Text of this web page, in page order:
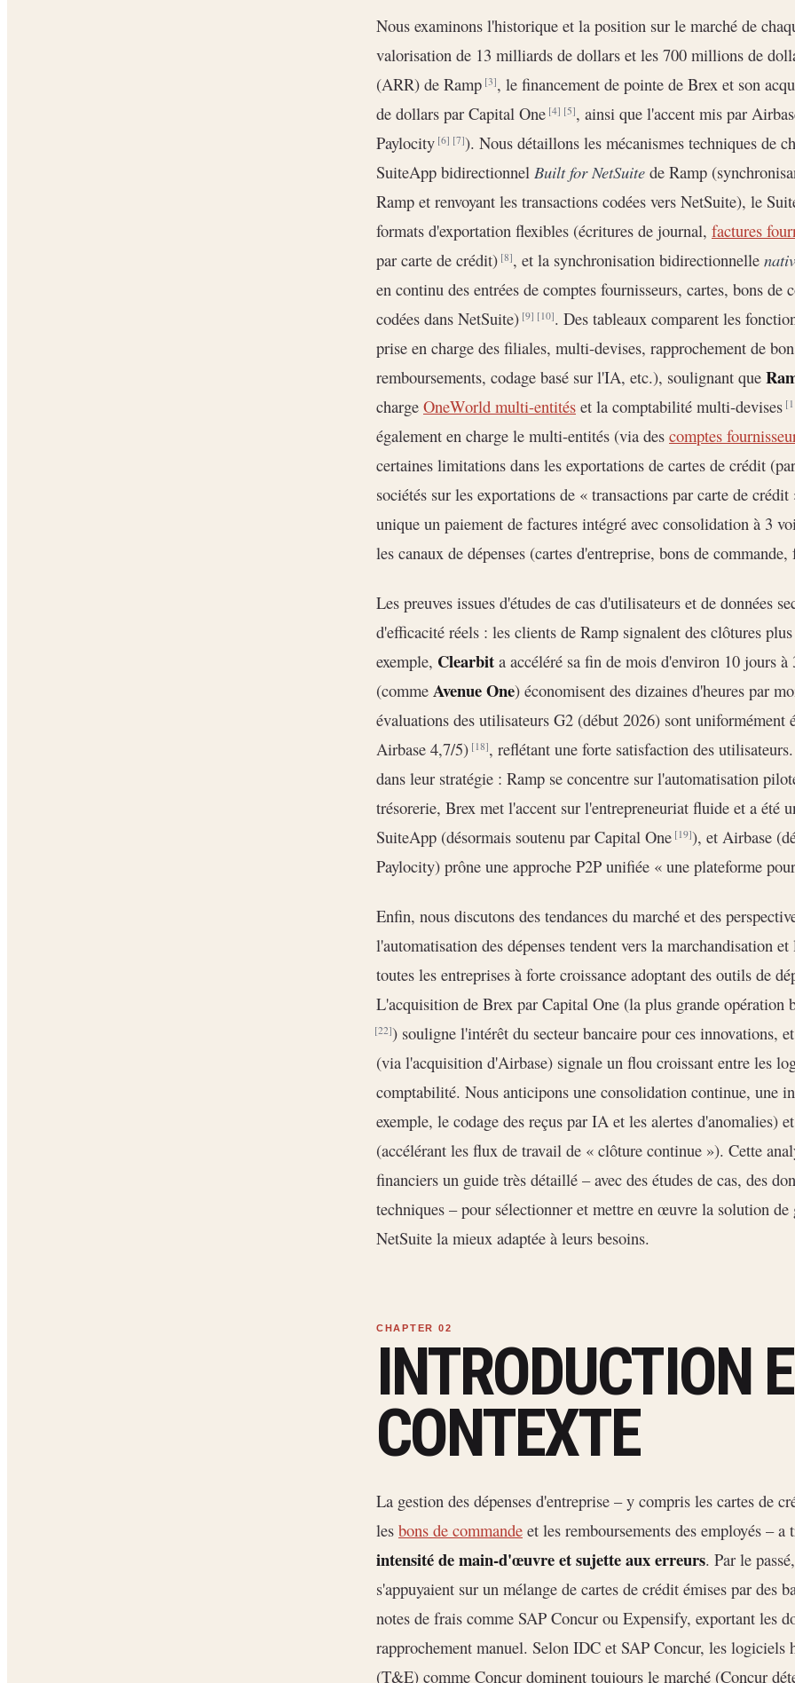
Nous examinons l'historique et la position sur le marché de
valorisation de 13 milliards de dollars et les 700 millions de
(ARR) de Ramp[3], le financement de pointe de Brex et son
de dollars par Capital One[4] [5], ainsi que l'accent mis par
Paylocity[6] [7]). Nous détaillons les mécanismes techniques de
SuiteApp bidirectionnel Built for NetSuite de Ramp
Ramp et renvoyant les transactions codées vers NetSuite), le
formats d'exportation flexibles (écritures de journal, factures
par carte de crédit)[8], et la synchronisation bidirectionnelle
en continu des entrées de comptes fournisseurs, cartes, bons de
codées dans NetSuite)[9] [10]. Des tableaux comparent les
prise en charge des filiales, multi-devises, rapprochement de
remboursements, codage basé sur l'IA, etc.), soulignant que
charge OneWorld multi-entités et la comptabilité multi-devises
également en charge le multi-entités (via des comptes
certaines limitations dans les exportations de cartes de crédit
sociétés sur les exportations de « transactions par carte de
unique un paiement de factures intégré avec consolidation à 3
les canaux de dépenses (cartes d'entreprise, bons de
Les preuves issues d'études de cas d'utilisateurs et de données
d'efficacité réels : les clients de Ramp signalent des clôtures
exemple, Clearbit a accéléré sa fin de mois d'environ 10 jours
(comme Avenue One) économisent des dizaines d'heures par
évaluations des utilisateurs G2 (début 2026) sont uniformément
Airbase 4,7/5)[18], reflétant une forte satisfaction des
dans leur stratégie : Ramp se concentre sur l'automatisation
trésorerie, Brex met l'accent sur l'entrepreneuriat fluide et a été
SuiteApp (désormais soutenu par Capital One[19]), et Airbase
Paylocity) prône une approche P2P unifiée « une plateforme
Enfin, nous discutons des tendances du marché et des
l'automatisation des dépenses tendent vers la marchandisation
toutes les entreprises à forte croissance adoptant des outils de
L'acquisition de Brex par Capital One (la plus grande opération
[22]) souligne l'intérêt du secteur bancaire pour ces innovations,
(via l'acquisition d'Airbase) signale un flou croissant entre les
comptabilité. Nous anticipons une consolidation continue, une
exemple, le codage des reçus par IA et les alertes d'anomalies)
(accélérant les flux de travail de « clôture continue »). Cette
financiers un guide très détaillé – avec des études de cas, des
techniques – pour sélectionner et mettre en œuvre la solution de
NetSuite la mieux adaptée à leurs besoins.
INTRODUCTION
CONTEXTE
La gestion des dépenses d'entreprise – y compris les cartes de
les bons de commande et les remboursements des employés –
intensité de main-d'œuvre et sujette aux erreurs. Par le
s'appuyaient sur un mélange de cartes de crédit émises par des
notes de frais comme SAP Concur ou Expensify, exportant les
rapprochement manuel. Selon IDC et SAP Concur, les logiciels
(T&E) comme Concur dominent toujours le marché (Concur